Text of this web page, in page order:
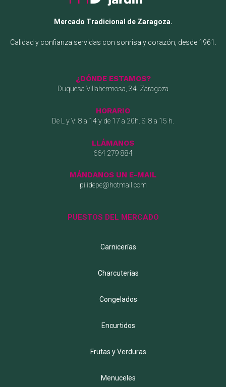
Mercado Tradicional de Zaragoza.
Calidad y confianza servidas con sonrisa y corazón, desde 1961.
¿DÓNDE ESTAMOS?
Duquesa Villahermosa, 34. Zaragoza
HORARIO
De L y V: 8 a 14 y de 17 a 20h. S: 8 a 15 h.
LLÁMANOS
664 279 884
MÁNDANOS UN E-MAIL
pilidepe@hotmail.com
PUESTOS DEL MERCADO
Carnicerías
Charcuterías
Congelados
Encurtidos
Frutas y Verduras
Menuceles